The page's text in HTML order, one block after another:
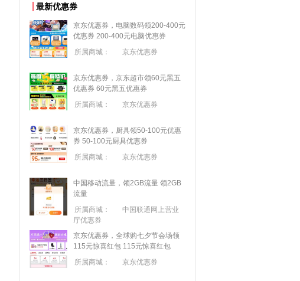
最新优惠券
京东优惠券，电脑数码领200-400元
优惠券 200-400元电脑优惠券
所属商城：
京东优惠券
京东优惠券，京东超市领60元黑五
优惠券 60元黑五优惠券
所属商城：
京东优惠券
京东优惠券，厨具领50-100元优惠
券 50-100元厨具优惠券
所属商城：
京东优惠券
中国移动流量，领2GB流量 领2GB
流量
所属商城：
中国联通网上营业
厅优惠券
京东优惠券，全球购七夕节会场领
115元惊喜红包 115元惊喜红包
所属商城：
京东优惠券